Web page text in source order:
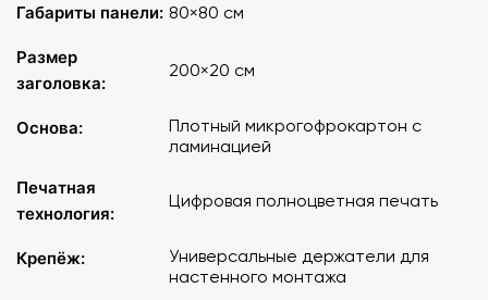
Габариты панели: 80×80 см
Размер
заголовка:
200×20 см
Основа:
Плотный микрогофрокартон с
ламинацией
Печатная
технология:
Цифровая полноцветная печать
Крепёж:
Универсальные держатели для
настенного монтажа